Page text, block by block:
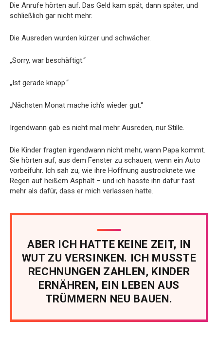
Die Anrufe hörten auf. Das Geld kam spät, dann später, und
schließlich gar nicht mehr.
Die Ausreden wurden kürzer und schwächer.
„Sorry, war beschäftigt.“
„Ist gerade knapp.“
„Nächsten Monat mache ich’s wieder gut.“
Irgendwann gab es nicht mal mehr Ausreden, nur Stille.
Die Kinder fragten irgendwann nicht mehr, wann Papa kommt.
Sie hörten auf, aus dem Fenster zu schauen, wenn ein Auto
vorbeifuhr. Ich sah zu, wie ihre Hoffnung austrocknete wie
Regen auf heißem Asphalt – und ich hasste ihn dafür fast
mehr als dafür, dass er mich verlassen hatte.
ABER ICH HATTE KEINE ZEIT, IN
WUT ZU VERSINKEN. ICH MUSSTE
RECHNUNGEN ZAHLEN, KINDER
ERNÄHREN, EIN LEBEN AUS
TRÜMMERN NEU BAUEN.